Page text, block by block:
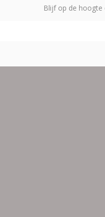
Blijf op de hoogte